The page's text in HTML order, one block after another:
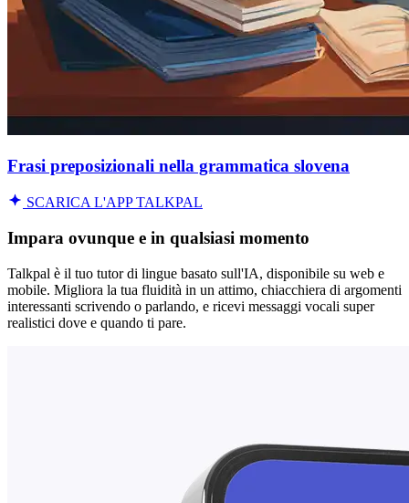
Frasi preposizionali nella grammatica slovena
SCARICA L'APP TALKPAL
Impara ovunque e in qualsiasi momento
Talkpal è il tuo tutor di lingue basato sull'IA, disponibile su web e
mobile. Migliora la tua fluidità in un attimo, chiacchiera di argomenti
interessanti scrivendo o parlando, e ricevi messaggi vocali super
realistici dove e quando ti pare.